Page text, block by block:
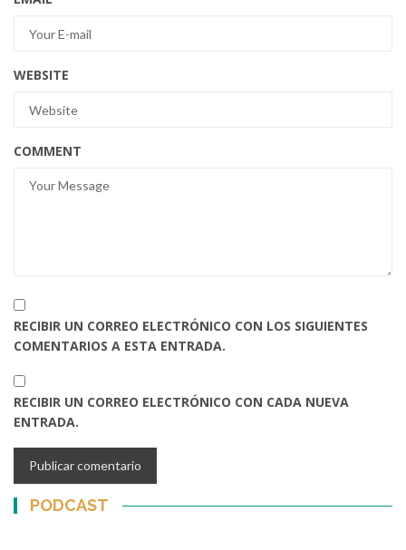
WEBSITE
COMMENT
RECIBIR UN CORREO ELECTRÓNICO CON LOS SIGUIENTES
COMENTARIOS A ESTA ENTRADA.
RECIBIR UN CORREO ELECTRÓNICO CON CADA NUEVA
ENTRADA.
PODCAST